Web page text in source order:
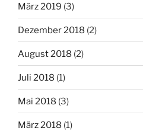
März 2019 (3)
Dezember 2018 (2)
August 2018 (2)
Juli 2018 (1)
Mai 2018 (3)
März 2018 (1)